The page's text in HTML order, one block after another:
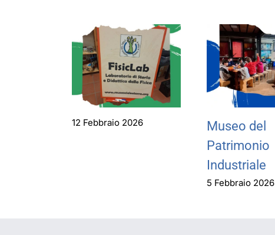
12 Febbraio 2026
Museo del
Patrimonio
Industriale
5 Febbraio 2026